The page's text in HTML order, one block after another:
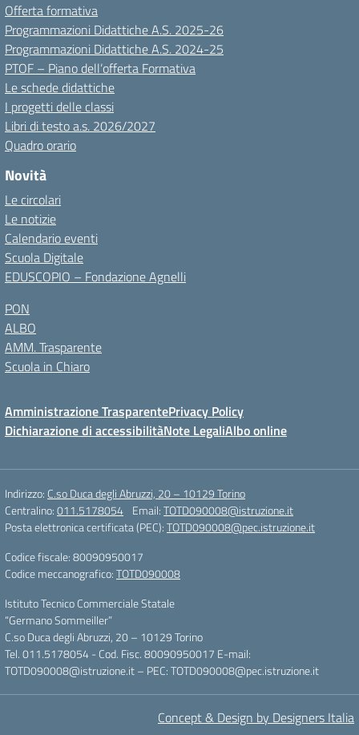
Offerta formativa
Programmazioni Didattiche A.S. 2025-26
Programmazioni Didattiche A.S. 2024-25
PTOF – Piano dell’offerta Formativa
Le schede didattiche
I progetti delle classi
Libri di testo a.s. 2026/2027
Quadro orario
Novità
Le circolari
Le notizie
Calendario eventi
Scuola Digitale
EDUSCOPIO – Fondazione Agnelli
PON
ALBO
AMM. Trasparente
Scuola in Chiaro
Amministrazione TrasparentePrivacy Policy
Dichiarazione di accessibilitàNote LegaliAlbo online
Indirizzo: C.so Duca degli Abruzzi, 20 – 10129 Torino
Centralino:011.5178054 Email:TOTD090008@istruzione.it
Posta elettronica certificata (PEC):TOTD090008@pec.istruzione.it
Codice fiscale: 80090950017
Codice meccanografico:TOTD090008
Istituto Tecnico Commerciale Statale
“Germano Sommeiller”
C.so Duca degli Abruzzi, 20 – 10129 Torino
Tel. 011.5178054 - Cod. Fisc. 80090950017 E-mail:
TOTD090008@istruzione.it – PEC: TOTD090008@pec.istruzione.it
Concept & Design by Designers Italia